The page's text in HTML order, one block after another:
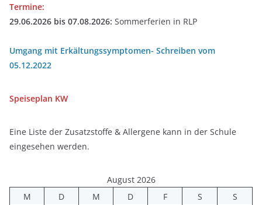
Termine:
29.06.2026 bis 07.08.2026: Sommerferien in RLP
Umgang mit Erkältungssymptomen- Schreiben vom
05.12.2022
Speiseplan KW
Eine Liste der Zusatzstoffe & Allergene kann in der Schule
eingesehen werden.
August 2026
M
D M D F S
S